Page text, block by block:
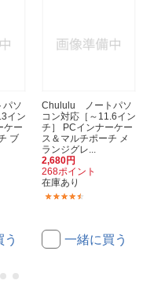
ソ
イン
ケー
ブ
う
Chululu ノートパソ
コン対応［～11.6イン
チ］ PCインナーケー
ス＆マルチポーチ メ
ランジグレ...
2,680円
268ポイント
在庫あり
一緒に買う